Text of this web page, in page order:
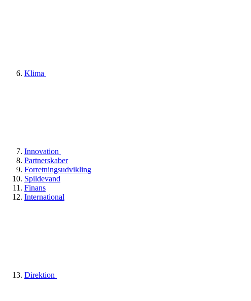
Klima
Innovation
Partnerskaber
Forretningsudvikling
Spildevand
Finans
International
Direktion